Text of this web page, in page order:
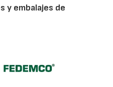
y embalajes de